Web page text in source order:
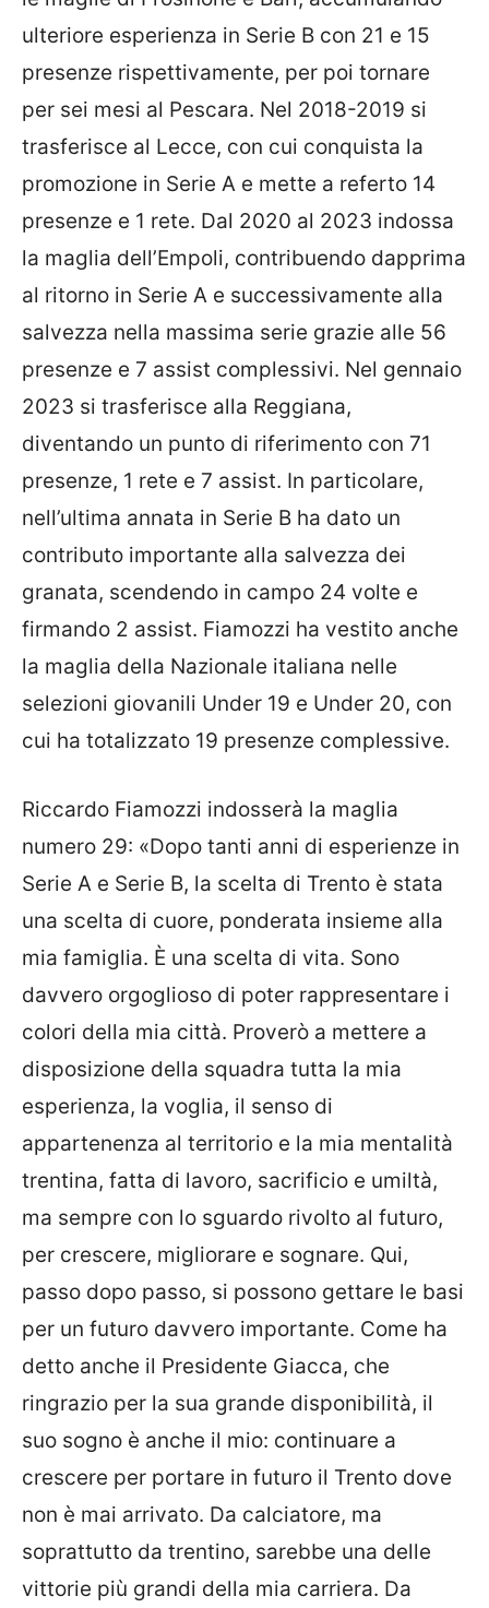
ulteriore esperienza in Serie B con 21 e 15
presenze rispettivamente, per poi tornare
per sei mesi al Pescara. Nel 2018-2019 si
trasferisce al Lecce, con cui conquista la
promozione in Serie A e mette a referto 14
presenze e 1 rete. Dal 2020 al 2023 indossa
la maglia dell’Empoli, contribuendo dapprima
al ritorno in Serie A e successivamente alla
salvezza nella massima serie grazie alle 56
presenze e 7 assist complessivi. Nel gennaio
2023 si trasferisce alla Reggiana,
diventando un punto di riferimento con 71
presenze, 1 rete e 7 assist. In particolare,
nell’ultima annata in Serie B ha dato un
contributo importante alla salvezza dei
granata, scendendo in campo 24 volte e
firmando 2 assist. Fiamozzi ha vestito anche
la maglia della Nazionale italiana nelle
selezioni giovanili Under 19 e Under 20, con
cui ha totalizzato 19 presenze complessive.
Riccardo Fiamozzi indosserà la maglia
numero 29: «Dopo tanti anni di esperienze in
Serie A e Serie B, la scelta di Trento è stata
una scelta di cuore, ponderata insieme alla
mia famiglia. È una scelta di vita. Sono
davvero orgoglioso di poter rappresentare i
colori della mia città. Proverò a mettere a
disposizione della squadra tutta la mia
esperienza, la voglia, il senso di
appartenenza al territorio e la mia mentalità
trentina, fatta di lavoro, sacrificio e umiltà,
ma sempre con lo sguardo rivolto al futuro,
per crescere, migliorare e sognare. Qui,
passo dopo passo, si possono gettare le basi
per un futuro davvero importante. Come ha
detto anche il Presidente Giacca, che
ringrazio per la sua grande disponibilità, il
suo sogno è anche il mio: continuare a
crescere per portare in futuro il Trento dove
non è mai arrivato. Da calciatore, ma
soprattutto da trentino, sarebbe una delle
vittorie più grandi della mia carriera. Da